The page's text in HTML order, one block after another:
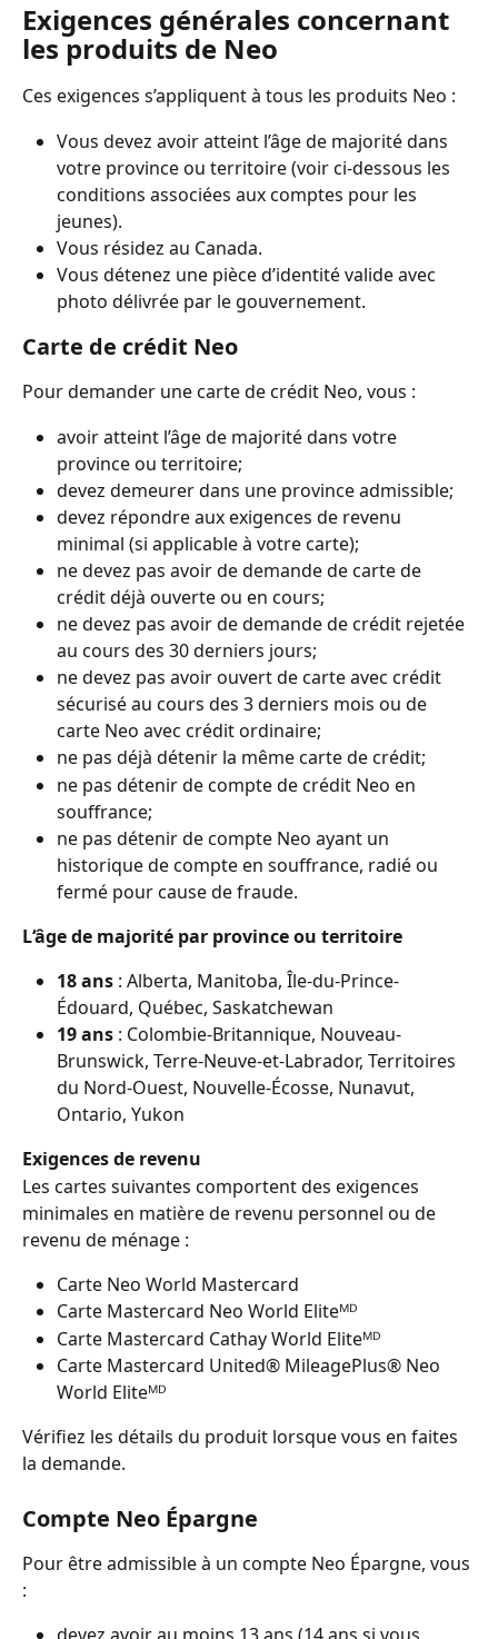
Exigences générales concernant
les produits de Neo
Ces exigences s’appliquent à tous les produits Neo :
Vous devez avoir atteint l’âge de majorité dans
votre province ou territoire (voir ci-dessous les
conditions associées aux comptes pour les
jeunes).
Vous résidez au Canada.
Vous détenez une pièce d’identité valide avec
photo délivrée par le gouvernement.
Carte de crédit Neo
Pour demander une carte de crédit Neo, vous :
avoir atteint l’âge de majorité dans votre
province ou territoire;
devez demeurer dans une province admissible;
devez répondre aux exigences de revenu
minimal (si applicable à votre carte);
ne devez pas avoir de demande de carte de
crédit déjà ouverte ou en cours;
ne devez pas avoir de demande de crédit rejetée
au cours des 30 derniers jours;
ne devez pas avoir ouvert de carte avec crédit
sécurisé au cours des 3 derniers mois ou de
carte Neo avec crédit ordinaire;
ne pas déjà détenir la même carte de crédit;
ne pas détenir de compte de crédit Neo en
souffrance;
ne pas détenir de compte Neo ayant un
historique de compte en souffrance, radié ou
fermé pour cause de fraude.
L‘âge de majorité par province ou territoire
18 ans : Alberta, Manitoba, Île-du-Prince-
Édouard, Québec, Saskatchewan
19 ans : Colombie-Britannique, Nouveau-
Brunswick, Terre-Neuve-et-Labrador, Territoires
du Nord-Ouest, Nouvelle-Écosse, Nunavut,
Ontario, Yukon
Exigences de revenu
Les cartes suivantes comportent des exigences
minimales en matière de revenu personnel ou de
revenu de ménage :
Carte Neo World Mastercard
Carte Mastercard Neo World Eliteᴹᴰ
Carte Mastercard Cathay World Eliteᴹᴰ
Carte Mastercard United® MileagePlus® Neo
World Eliteᴹᴰ
Vérifiez les détails du produit lorsque vous en faites
la demande.
Compte Neo Épargne
Pour être admissible à un compte Neo Épargne, vous
: